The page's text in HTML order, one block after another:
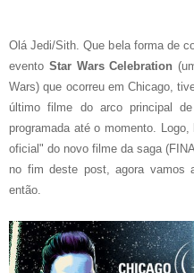
Olá Jedi/Sith. Que bela forma de
evento Star Wars Celebration
Wars) que ocorreu em Chicago,
último filme do arco principal
programada até o momento.
oficial" do novo filme da saga
no fim deste post, agora
então.